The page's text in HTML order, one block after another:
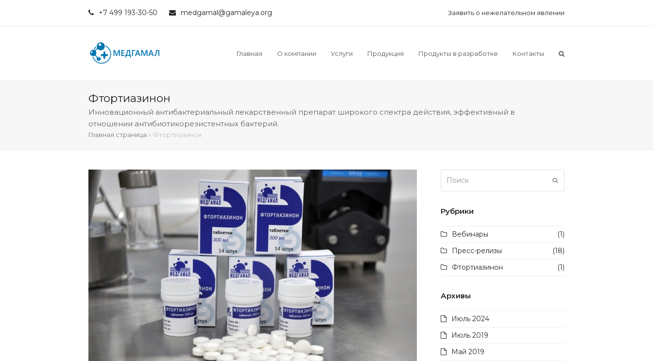
+7 499 193-30-50 medgamal@gamaleya.org Заявить о нежелательном явлении
Главная О компании Услуги Продукция Продукты в разработке Контакты
Фтортиазинон
Инновационный антибактериальный лекарственный препарат широкого спектра действия, эффективный в
отношении антибиотикорезистентных бактерий.
Главная страница » Фтортиазинон
Рубрики
Вебинары
(1)
Пресс-релизы
(18)
Фтортиазинон
(1)
Архивы
Июль 2024
Июль 2019
Май 2019